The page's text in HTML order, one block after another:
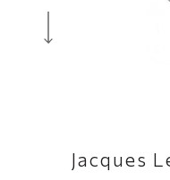
Jacques